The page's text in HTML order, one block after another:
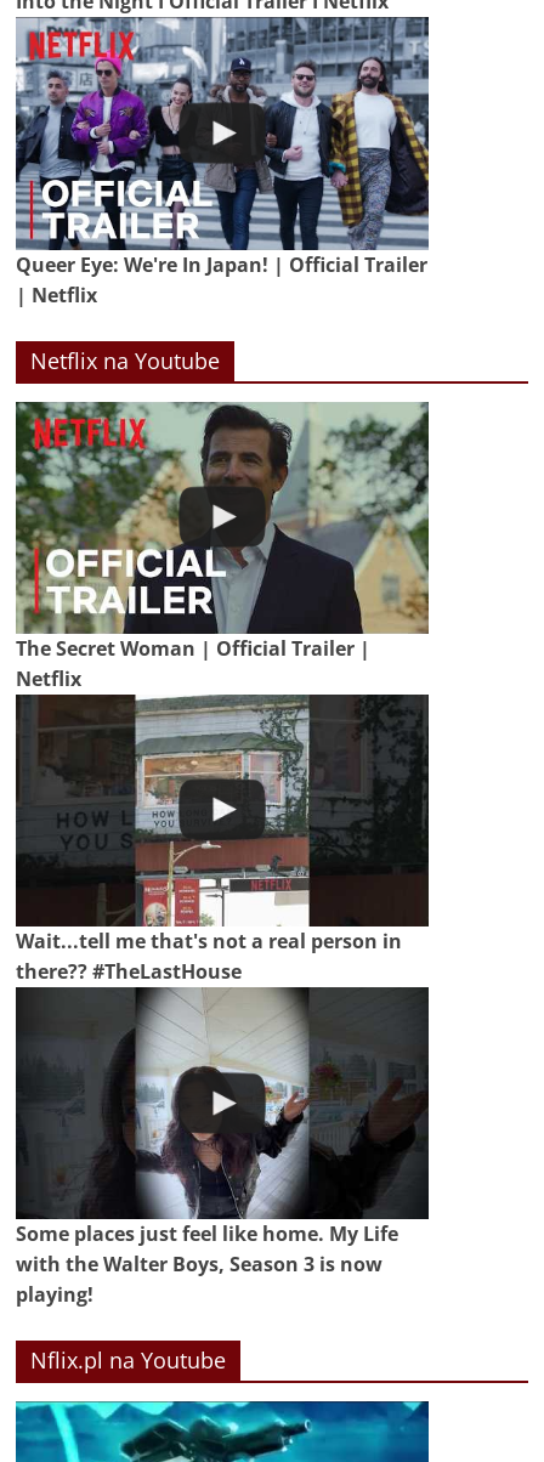
Queer Eye: We're In Japan! | Official Trailer
| Netflix
Netflix na Youtube
The Secret Woman | Official Trailer |
Netflix
Wait...tell me that's not a real person in
there?? #TheLastHouse
Some places just feel like home. My Life
with the Walter Boys, Season 3 is now
playing!
Nflix.pl na Youtube